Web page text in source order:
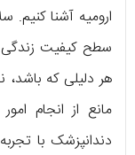
ارومیه آشنا کنیم.
سطح کیفیت
هر دلیلی که باشد،
مانع از انجام
دندانپزشک با